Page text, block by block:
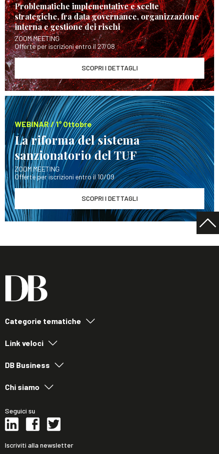
Problematiche implementative e scelte
strategiche, fra data governance, organizzazione
interna e gestione dei rischi
ZOOM MEETING
Offerte per iscrizioni entro il 27/08
SCOPRI I DETTAGLI
WEBINAR / 1° Ottobre
La riforma del sistema
sanzionatorio del TUF
ZOOM MEETING
Offerte per iscrizioni entro il 10/09
SCOPRI I DETTAGLI
Categorie tematiche
Link veloci
DB Business
Chi siamo
Seguici su
Iscriviti alla newsletter